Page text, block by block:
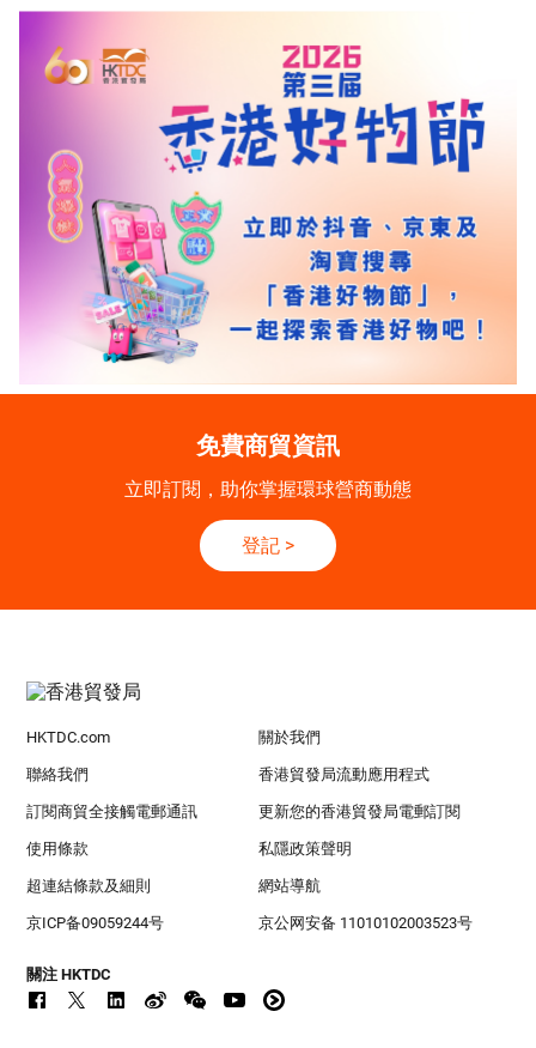
免費商貿資訊
立即訂閱，助你掌握環球營商動態
登記 >
HKTDC.com 關於我們
聯絡我們 香港貿發局流動應用程式
訂閱商貿全接觸電郵通訊 更新您的香港貿發局電郵訂閱
使用條款 私隱政策聲明
超連結條款及細則 網站導航
京ICP备09059244号 京公网安备 11010102003523号
關注 HKTDC